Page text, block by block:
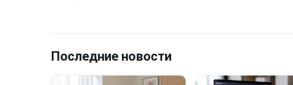
Последние новости